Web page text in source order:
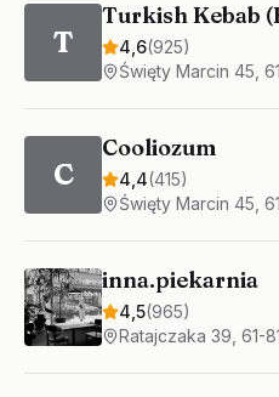
T
Turkish Kebab
4,6(925)
Święty Marcin 45,
C
Cooliozum
4,4(415)
Święty Marcin 45,
inna.piekarnia
4,5(965)
Ratajczaka 39, 61-